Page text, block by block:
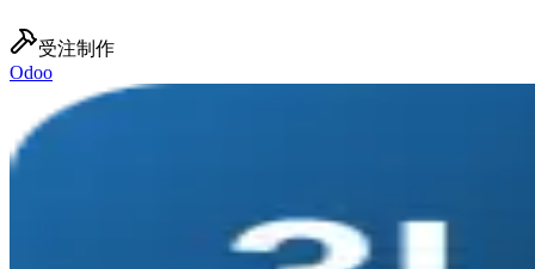
受注制作
Odoo